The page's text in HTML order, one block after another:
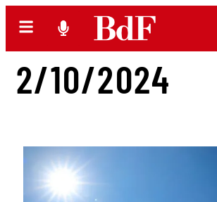
2/10/2024